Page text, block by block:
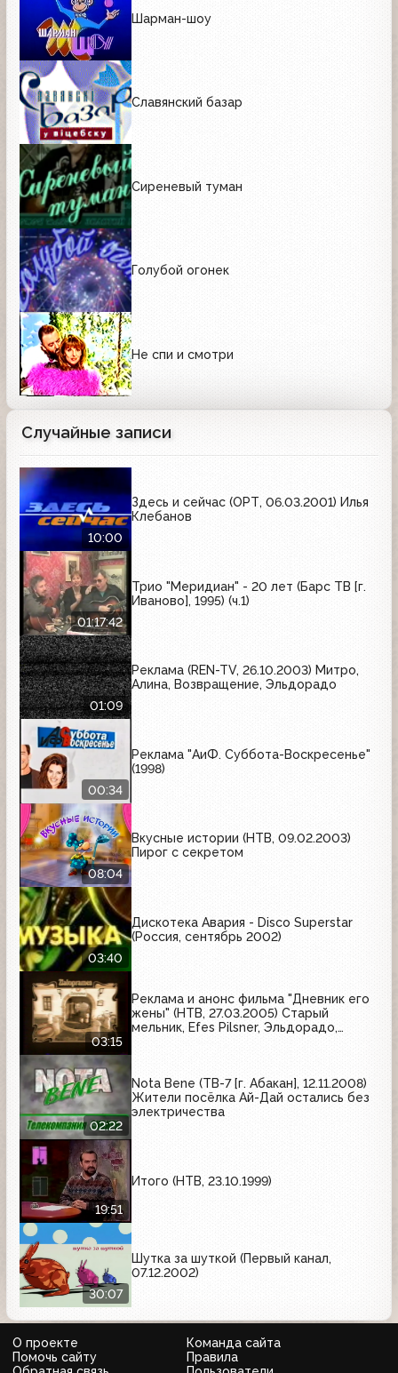
Шарман-шоу
Славянский базар
Сиреневый туман
Голубой огонек
Не спи и смотри
Случайные записи
10:00
Здесь и сейчас (ОРТ, 06.03.2001) Илья
Клебанов
01:17:42
Трио "Меридиан" - 20 лет (Барс ТВ [г.
Иваново], 1995) (ч.1)
01:09
Реклама (REN-TV, 26.10.2003) Митро,
Алина, Возвращение, Эльдорадо
00:34
Реклама "АиФ. Суббота-Воскресенье"
(1998)
08:04
Вкусные истории (НТВ, 09.02.2003)
Пирог с секретом
03:40
Дискотека Авария - Disco Superstar
(Россия, сентябрь 2002)
03:15
Реклама и анонс фильма "Дневник его
жены" (НТВ, 27.03.2005) Старый
мельник, Efes Pilsner, Эльдорадо,
02:22
Nota Bene (ТВ-7 [г. Абакан], 12.11.2008)
Жители посёлка Ай-Дай остались без
электричества
19:51
Итого (НТВ, 23.10.1999)
30:07
Шутка за шуткой (Первый канал,
07.12.2002)
О проекте
Команда сайта
Помочь сайту
Правила